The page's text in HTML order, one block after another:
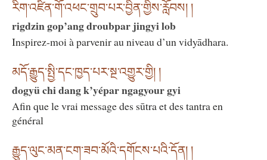
རིག་འཛིན་གོ་འཕང་གྲུབ་པར་བྱིན་གྱིས་རློབས། །
rigdzin gop’ang droubpar jingyi lob
Inspirez-moi à parvenir au niveau d’un vidyādhara.
མདོ་རྒྱུད་སྤྱི་དང་ཁྱད་པར་སྔ་འགྱུར་གྱི། །
dogyü chi dang k’yépar ngagyour gyi
Afin que le vrai message des sūtra et des tantra en
général
རྒྱུད་ལུང་མན་ངག་ཟབ་མོའི་དགོངས་པའི་དོན། །